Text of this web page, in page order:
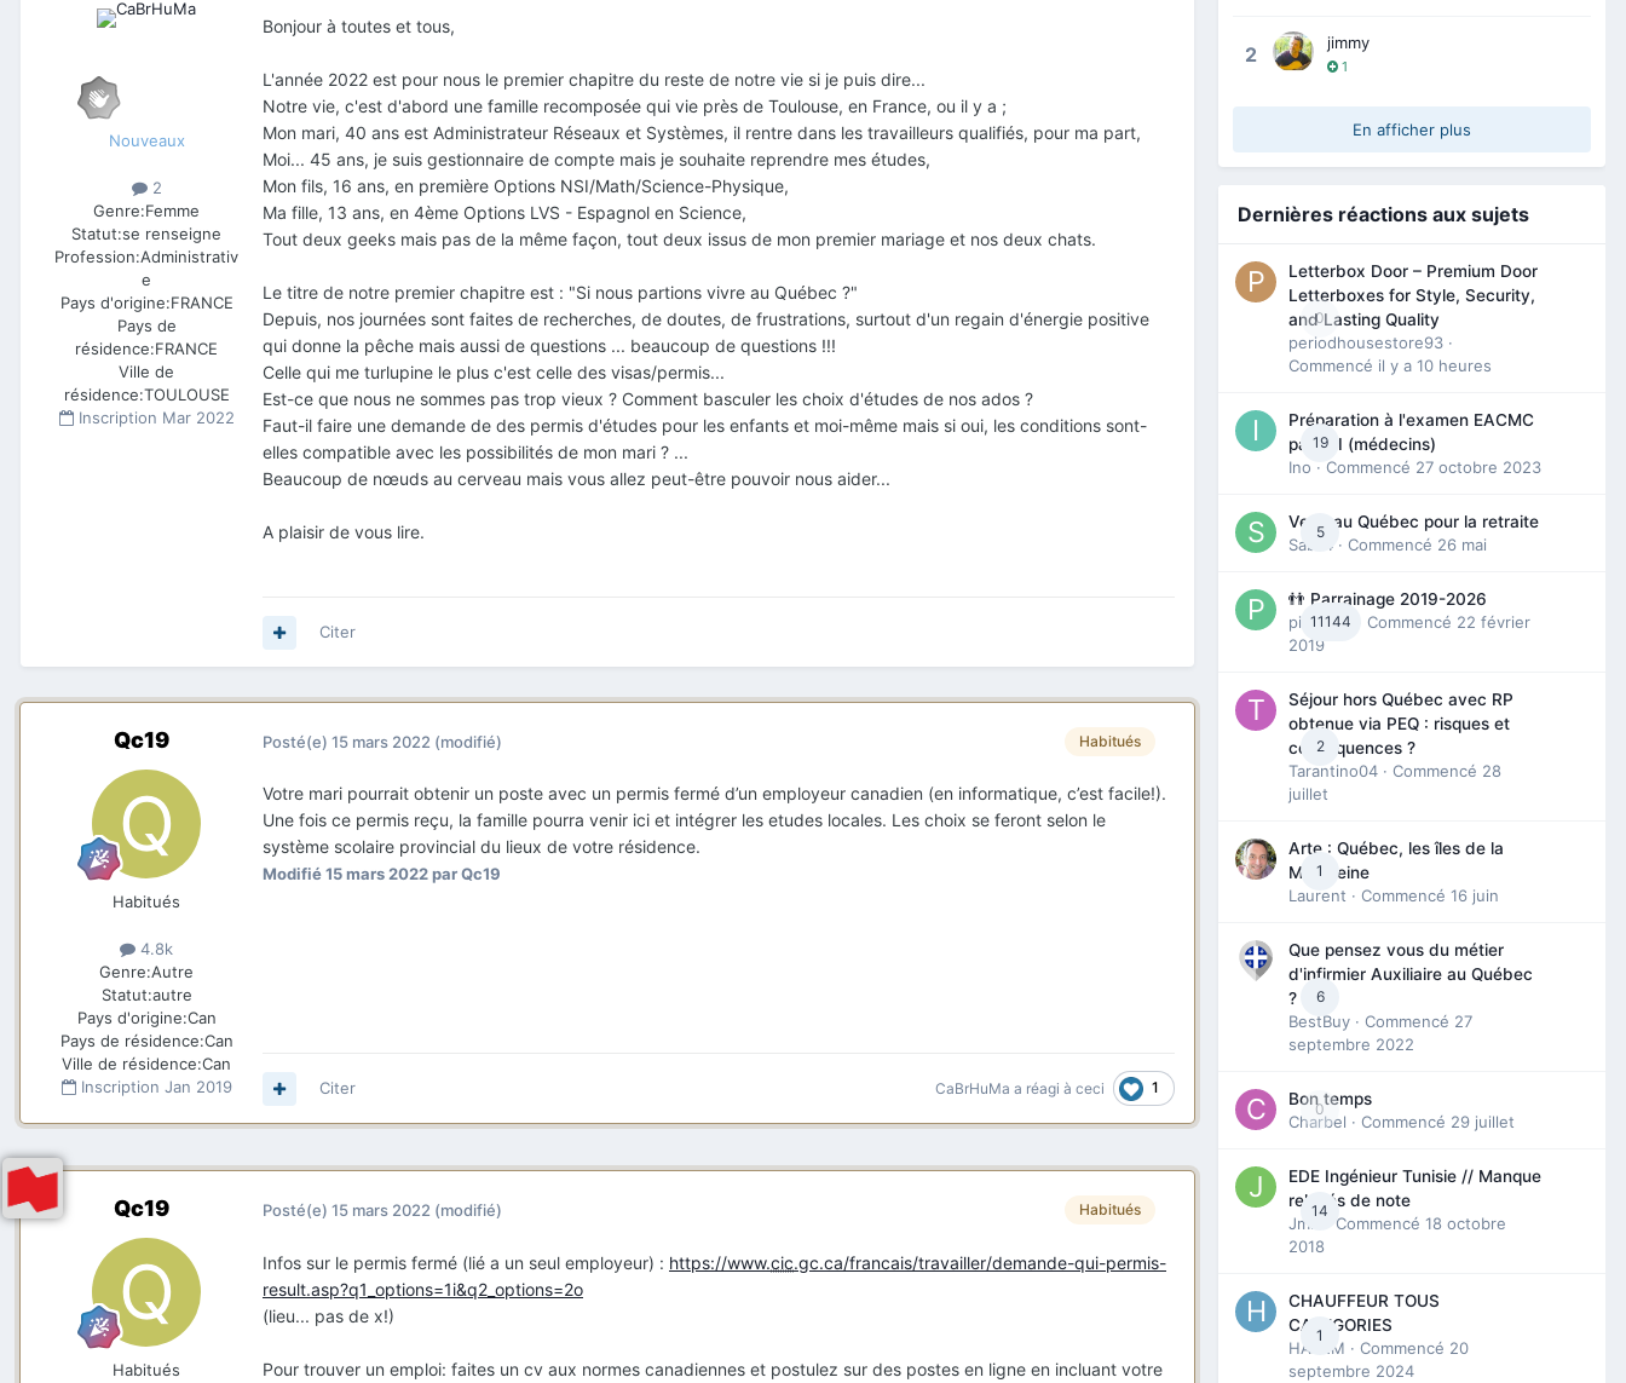
Nouveaux
2
Genre:Femme
Statut:se renseigne
Profession:Administrativ
e
Pays d'origine:FRANCE
Pays de
résidence:FRANCE
Ville de
résidence:TOULOUSE
Inscription Mar 2022
Bonjour à toutes et tous,
L'année 2022 est pour nous le premier chapitre du reste de notre vie si je puis dire...
Notre vie, c'est d'abord une famille recomposée qui vie près de Toulouse, en France, ou il y a ;
Mon mari, 40 ans est Administrateur Réseaux et Systèmes, il rentre dans les travailleurs qualifiés, pour ma part,
Moi... 45 ans, je suis gestionnaire de compte mais je souhaite reprendre mes études,
Mon fils, 16 ans, en première Options NSI/Math/Science-Physique,
Ma fille, 13 ans, en 4ème Options LVS - Espagnol en Science,
Tout deux geeks mais pas de la même façon, tout deux issus de mon premier mariage et nos deux chats.
Le titre de notre premier chapitre est : "Si nous partions vivre au Québec ?"
Depuis, nos journées sont faites de recherches, de doutes, de frustrations, surtout d'un regain d'énergie positive
qui donne la pêche mais aussi de questions ... beaucoup de questions !!!
Celle qui me turlupine le plus c'est celle des visas/permis...
Est-ce que nous ne sommes pas trop vieux ? Comment basculer les choix d'études de nos ados ?
Faut-il faire une demande de des permis d'études pour les enfants et moi-même mais si oui, les conditions sont-
elles compatible avec les possibilités de mon mari ? ...
Beaucoup de nœuds au cerveau mais vous allez peut-être pouvoir nous aider...
A plaisir de vous lire.
Citer
Qc19
Habitués
4.8k
Genre:Autre
Statut:autre
Pays d'origine:Can
Pays de résidence:Can
Ville de résidence:Can
Inscription Jan 2019
Habitués
Posté(e) 15 mars 2022 (modifié)
Votre mari pourrait obtenir un poste avec un permis fermé d’un employeur canadien (en informatique, c’est facile!).
Une fois ce permis reçu, la famille pourra venir ici et intégrer les etudes locales. Les choix se feront selon le
système scolaire provincial du lieux de votre résidence.
Modifié15 mars 2022par Qc19
CaBrHuMa a réagi à ceci 1
Citer
Qc19
Habitués
Habitués
Posté(e) 15 mars 2022 (modifié)
Infos sur le permis fermé (lié a un seul employeur) : https://www.cic.gc.ca/francais/travailler/demande-qui-permis-
result.asp?q1_options=1i&q2_options=2o
(lieu... pas de x!)
Pour trouver un emploi: faites un cv aux normes canadiennes et postulez sur des postes en ligne en incluant votre
2 jimmy
1
En afficher plus
Dernières réactions aux sujets
0
Letterbox Door – Premium Door
Letterboxes for Style, Security,
and Lasting Quality
periodhousestore93 ·
Commencé il y a 10 heures
19
Préparation à l'examen EACMC
partie I (médecins)
Ino · Commencé 27 octobre 2023
5
Venir au Québec pour la retraite
Sab74 · Commencé 26 mai
11144
👬 Parrainage 2019-2026
piinoush
· Commencé 22 février
2019
2
Séjour hors Québec avec RP
obtenue via PEQ : risques et
conséquences ?
Tarantino04 · Commencé 28
juillet
1
Arte : Québec, les îles de la
Madeleine
Laurent · Commencé 16 juin
6
Que pensez vous du métier
d'infirmier Auxiliaire au Québec
?
BestBuy · Commencé 27
septembre 2022
0
Bon temps
Charbel · Commencé 29 juillet
14
EDE Ingénieur Tunisie // Manque
relevés de note
Jmili
· Commencé 18 octobre
2018
1
CHAUFFEUR TOUS
CATEGORIES
HAZEM · Commencé 20
septembre 2024